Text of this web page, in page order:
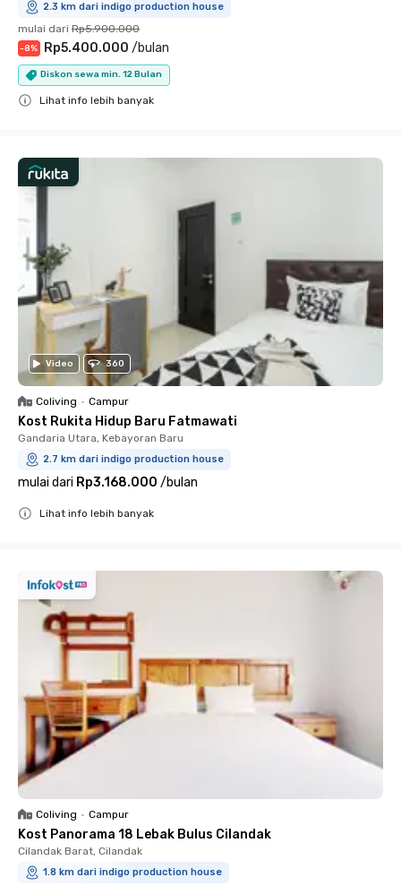
2.3 km dari indigo production house
mulai dari Rp5.900.000
-8% Rp5.400.000 /bulan
Diskon sewa min. 12 Bulan
Lihat info lebih banyak
Video 360
Coliving • Campur
Kost Rukita Hidup Baru Fatmawati
Gandaria Utara, Kebayoran Baru
2.7 km dari indigo production house
mulai dari Rp3.168.000 /bulan
Lihat info lebih banyak
Coliving • Campur
Kost Panorama 18 Lebak Bulus Cilandak
Cilandak Barat, Cilandak
1.8 km dari indigo production house